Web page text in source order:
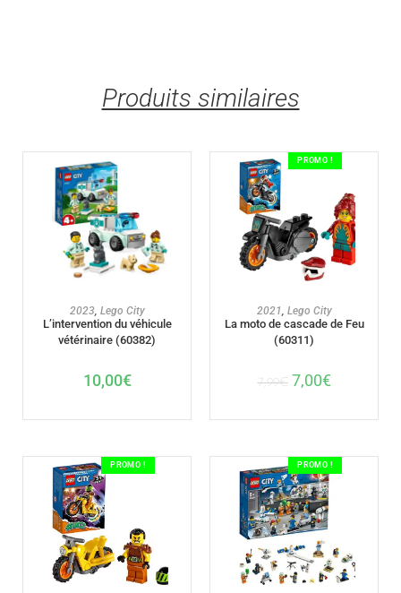
Produits similaires
AJOUTER AU PANIER
2023 Lego City
L’intervention du véhicule
vétérinaire (60382)
10,00€
PROMO !
AJOUTER AU PANIER
2021 Lego City
La moto de cascade de Feu
(60311)
7,99€ 7,00€
PROMO ! PROMO !